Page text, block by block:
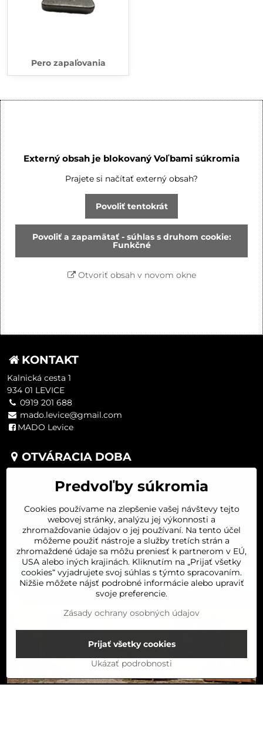
Pero zapaľovania
Externý obsah je blokovaný Voľbami súkromia
Prajete si načítať externý obsah?
Povoliť tentokrát
Povoliť a zapamätať - súhlas s druhom cookie:
Funkčné
Otvoriť obsah v novom okne
KONTAKT
Kalnická cesta 1
934 01 LEVICE
0919 201 688
mado.levice@gmail.com
MADO Levice
OTVÁRACIA DOBA
UTOROK 8:00-16:00
ŠTVRTOK 8:00-16:00
PIATOK 8:00-16:00
SOBOTA 8:00-11:30
Predvoľby súkromia
Cookies používame na zlepšenie vašej návštevy tejto
webovej stránky, analýzu jej výkonnosti a
zhromažďovanie údajov o jej používaní. Na tento účel
môžeme použiť nástroje a služby tretích strán a
zhromaždené údaje sa môžu preniesť k partnerom v EÚ,
USA alebo iných krajinách. Kliknutím na „Prijať všetky
cookies“ vyjadrujete svoj súhlas s týmto spracovaním.
Nižšie môžete nájsť podrobné informácie alebo upraviť
svoje preferencie.
Zásady ochrany osobných údajov
Ukázať podrobnosti
Prijať všetky cookies